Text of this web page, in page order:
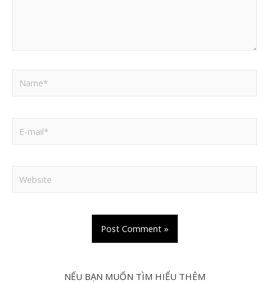
NẾU BẠN MUỐN TÌM HIỂU THÊM